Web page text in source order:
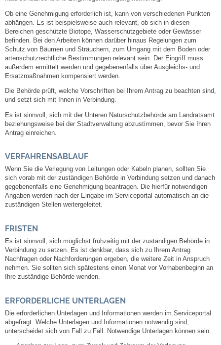
Rathaus
Aktuelles
Gemeindeverwaltung
Mitarbeiter
Stellenangebote
Schadensmeldungen
Bürgerservice
Sitzungsberichte
Ratsinfo
Leben
Ob eine Genehmigung erforderlich ist, kann von verschiedenen Punkten
abhängen. Es ist beispielsweise auch relevant, ob sich in diesen
Bereichen geschützte Biotope, Wasserschutzgebiete oder Gewässer
befinden. Bei den Arbeiten können darüber hinaus Regelungen zum
Schutz von Bäumen und Sträuchern, zum Umgang mit dem Boden oder
artenschutzrechtliche Bestimmungen relevant sein. Der Eingriff muss
außerdem ermittelt werden und gegebenenfalls über Ausgleichs- und
Ersatzmaßnahmen kompensiert werden.
Die Behörde prüft, welche Vorschriften bei Ihrem Antrag zu beachten sind,
und setzt sich mit Ihnen in Verbindung.
Es ist sinnvoll, sich mit der Unteren Naturschutzbehörde am Landratsamt
beziehungsweise bei der Stadtverwaltung abzustimmen, bevor Sie Ihren
Antrag einreichen.
VERFAHRENSABLAUF
Wenn Sie die Verlegung von Leitungen oder Kabeln planen, sollten Sie
sich vorab mit der zuständigen Behörde in Verbindung setzen und danach
gegebenenfalls eine Genehmigung beantragen. Die hierfür notwendigen
Angaben werden nach der Eingabe im Serviceportal automatisch an die
zuständigen Stellen weitergeleitet.
FRISTEN
Es ist sinnvoll, sich möglichst frühzeitig mit der zuständigen Behörde in
Verbindung zu setzen. Es ist denkbar, dass sich zu Ihrem Antrag
Nachfragen oder Nachforderungen ergeben, die weitere Zeit in Anspruch
nehmen. Sie sollten sich spätestens einen Monat vor Vorhabenbeginn an
Ihre zuständige Behörde wenden.
ERFORDERLICHE UNTERLAGEN
Die erforderlichen Unterlagen und Informationen werden im Serviceportal
abgefragt. Welche Unterlagen und Informationen notwendig sind,
unterscheidet sich von Fall zu Fall. Notwendige Unterlagen können sein: